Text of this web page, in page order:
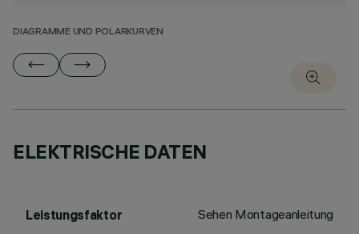
DIAGRAMME UND POLARKURVEN
ELEKTRISCHE DATEN
Leistungsfaktor Sehen Montageanleitung